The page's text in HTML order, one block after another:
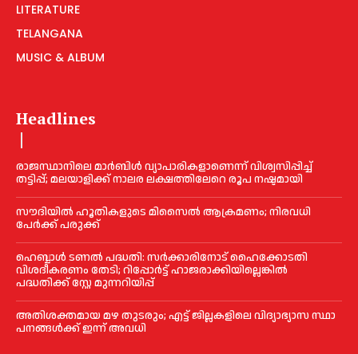
LITERATURE
TELANGANA
MUSIC & ALBUM
Headlines
രാജസ്ഥാനിലെ മാർബിൾ വ്യാപാരികളാണെന്ന് വിശ്വസിപ്പിച്ച്
തട്ടിപ്പ്; മലയാളിക്ക് നാലര ലക്ഷത്തിലേറെ രൂപ നഷ്ടമായി
സൗദിയിൽ ഹൂതികളുടെ മിസൈൽ ആക്രമണം; നിരവധി
പേർക്ക് പരുക്ക്
ഹെബ്ബാൾ ടണൽ പദ്ധതി: സർക്കാരിനോട് ഹൈക്കോടതി
വിശദീകരണം തേടി; റിപ്പോർട്ട് ഹാജരാക്കിയില്ലെങ്കിൽ
പദ്ധതിക്ക് സ്റ്റേ മുന്നറിയിപ്പ്
അതിശക്തമായ മഴ തുടരും; എട്ട് ജി​ല്ല​ക​ളി​ലെ വി​ദ്യാ​ഭ്യാ​സ സ്ഥാ​
പ​ന​ങ്ങ​ൾ​ക്ക് ഇ​ന്ന് അ​വ​ധി